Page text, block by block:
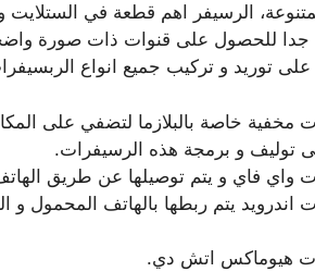
المتنوعة، الرسيفر اهم قطعة في
جدا للحصول على قنوات ذات صورة
على توريد و تركيب جميع انواع
خاصة بالبلازما لتضفي على
توليف و برمجة هذه الرسيفرات.
واي فاي و يتم توصيلها عن طريق الهاتف
اندرويد يتم ربطها بالهاتف المحمول و
هيوماكس اتش دي.